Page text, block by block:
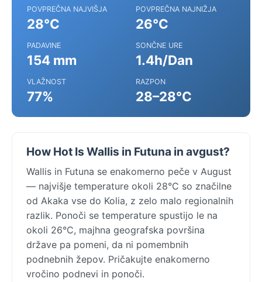
POVPREČNA NAJVIŠJA
28°C
POVPREČNA NAJNIŽJA
26°C
PADAVINE
154 mm
SONČNE URE
1.4h/Dan
VLAŽNOST
77%
RAZPON
28–28°C
How Hot Is Wallis in Futuna in avgust?
Wallis in Futuna se enakomerno peče v August
— najvišje temperature okoli 28°C so značilne
od Akaka vse do Kolia, z zelo malo regionalnih
razlik. Ponoči se temperature spustijo le na
okoli 26°C, majhna geografska površina
države pa pomeni, da ni pomembnih
podnebnih žepov. Pričakujte enakomerno
vročino podnevi in ponoči.